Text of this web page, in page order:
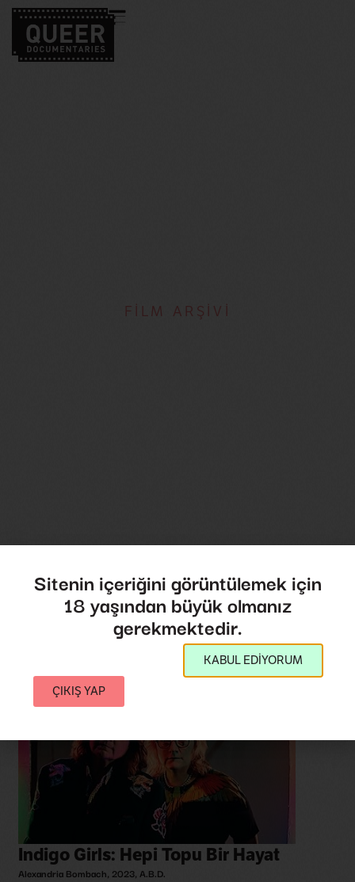
FİLM ARŞİVİ
Indigo Girls: Hepi Topu Bir Hayat
Alexandria Bombach, 2023, A.B.D.
Sitenin içeriğini görüntülemek için
18 yaşından büyük olmanız
gerekmektedir.
KABUL EDİYORUM
ÇIKIŞ YAP